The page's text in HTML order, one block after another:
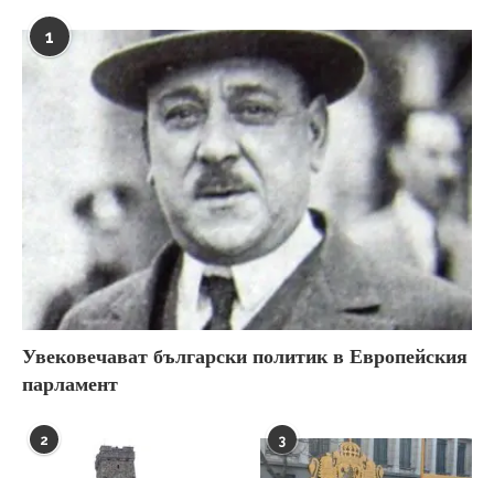
1
Увековечават български политик в Европейския
парламент
2 3